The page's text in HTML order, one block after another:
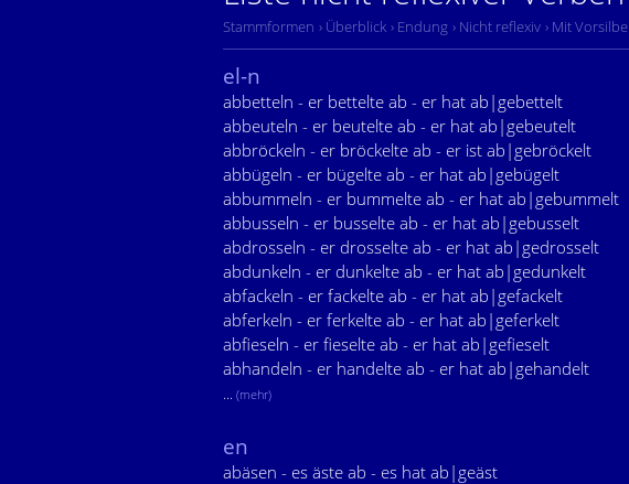
Stammformen › Überblick › Endung › Nicht reflexiv › Mit Vorsilbe
el-n
abbetteln - er bettelte ab - er hat ab|gebettelt
abbeuteln - er beutelte ab - er hat ab|gebeutelt
abbröckeln - er bröckelte ab - er ist ab|gebröckelt
abbügeln - er bügelte ab - er hat ab|gebügelt
abbummeln - er bummelte ab - er hat ab|gebummelt
abbusseln - er busselte ab - er hat ab|gebusselt
abdrosseln - er drosselte ab - er hat ab|gedrosselt
abdunkeln - er dunkelte ab - er hat ab|gedunkelt
abfackeln - er fackelte ab - er hat ab|gefackelt
abferkeln - er ferkelte ab - er hat ab|geferkelt
abfieseln - er fieselte ab - er hat ab|gefieselt
abhandeln - er handelte ab - er hat ab|gehandelt
... (mehr)
en
abäsen - es äste ab - es hat ab|geäst